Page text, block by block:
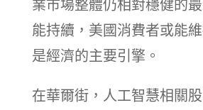
業市場整體仍相對穩健的
能持續，美國消費者或能
是經濟的主要引擎。
在華爾街，人工智慧相關